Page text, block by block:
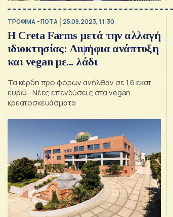
ΤΡΟΦΙΜΑ – ΠΟΤΑ 25.09.2023, 11:30
Η Creta Farms μετά την αλλαγή
ιδιοκτησίας: Διψήφια ανάπτυξη
και vegan με... λάδι
Τα κέρδη προ φόρων ανήλθαν σε 1,6 εκατ.
ευρώ - Νέες επενδύσεις στα vegan
κρεατοσκευάσματα